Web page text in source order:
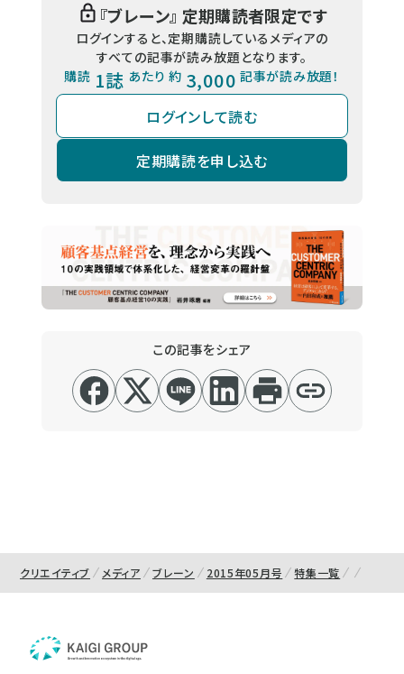
『ブレーン』 定期購読者限定です
ログインすると、定期購読しているメディアの
すべての記事が読み放題となります。
購読 1誌 あたり 約 3,000 記事が読み放題！
ログインして読む
定期購読を申し込む
この記事をシェア
クリエイティブ メディア ブレーン 2015年05月号 特集一覧